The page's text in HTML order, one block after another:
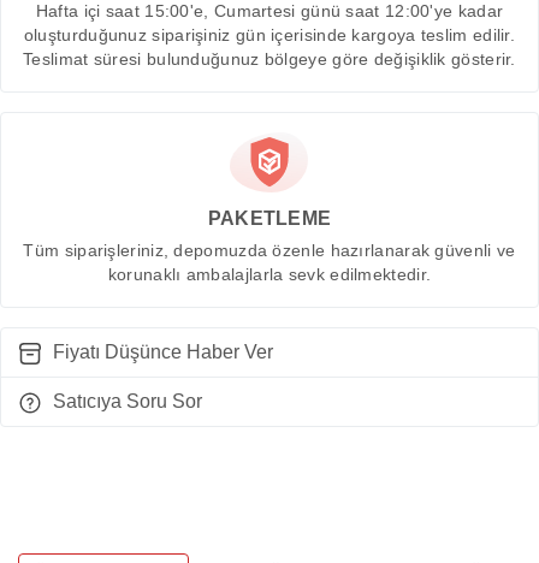
Hafta içi saat 15:00'e, Cumartesi günü saat 12:00'ye kadar
oluşturduğunuz siparişiniz gün içerisinde kargoya teslim edilir.
Teslimat süresi bulunduğunuz bölgeye göre değişiklik gösterir.
PAKETLEME
Tüm siparişleriniz, depomuzda özenle hazırlanarak güvenli ve
korunaklı ambalajlarla sevk edilmektedir.
Fiyatı Düşünce Haber Ver
Satıcıya Soru Sor